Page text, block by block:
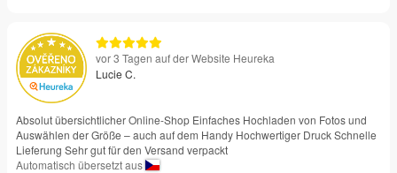
vor 3 Tagen auf der Website Heureka
Lucie C.
Absolut übersichtlicher Online-Shop Einfaches Hochladen von Fotos und
Auswählen der Größe – auch auf dem Handy Hochwertiger Druck Schnelle
Lieferung Sehr gut für den Versand verpackt
Automatisch übersetzt aus